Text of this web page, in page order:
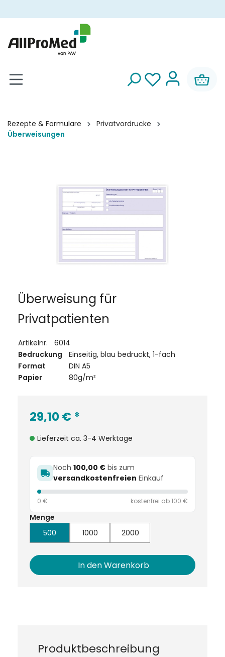
Rezepte & Formulare
Privatvordrucke
Überweisungen
Überweisung für
Privatpatienten
Artikelnr.
6014
Bedruckung
Einseitig, blau bedruckt, 1-fach
Format
DIN A5
Papier
80g/m²
29,10 € *
Lieferzeit ca. 3-4 Werktage
Noch 100,00 € bis zum
versandkostenfreien Einkauf
0 € kostenfrei ab 100 €
Menge
500
1000 2000
In den Warenkorb
Produktbeschreibung